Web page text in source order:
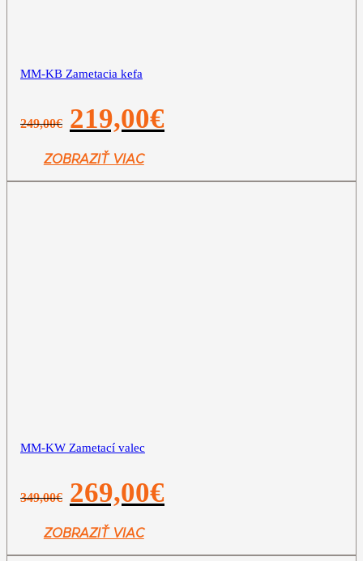
MM-KB Zametacia kefa
249,00€
Pôvodná
cena
249,00€.
219,00€
ZOBRAZIŤ VIAC
MM-KW Zametací valec
349,00€
Pôvodná
cena
349,00€.
269,00€
ZOBRAZIŤ VIAC